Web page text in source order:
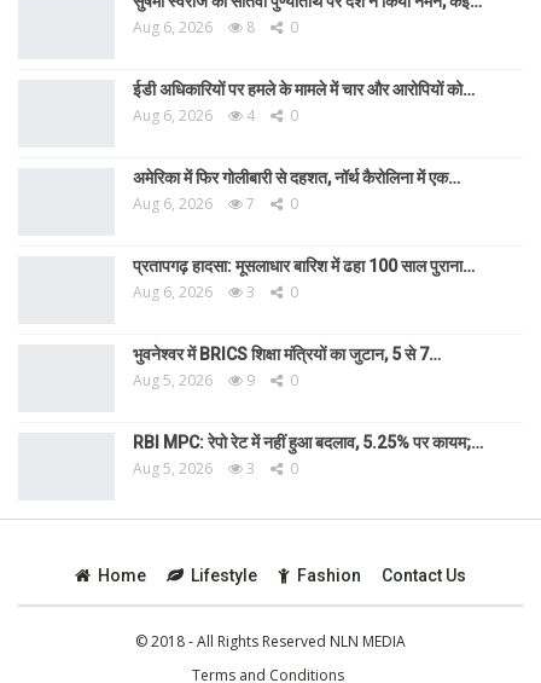
Aug 6, 2026 8 0
ईडी अधिकारियों पर हमले के मामले में चार और आरोपियों को…
Aug 6, 2026 4 0
अमेरिका में फिर गोलीबारी से दहशत, नॉर्थ कैरोलिना में एक…
Aug 6, 2026 7 0
प्रतापगढ़ हादसा: मूसलाधार बारिश में ढहा 100 साल पुराना…
Aug 6, 2026 3 0
भुवनेश्वर में BRICS शिक्षा मंत्रियों का जुटान, 5 से 7…
Aug 5, 2026 9 0
RBI MPC: रेपो रेट में नहीं हुआ बदलाव, 5.25% पर कायम;…
Aug 5, 2026 3 0
Home Lifestyle Fashion Contact Us
© 2018 - All Rights Reserved NLN MEDIA
Terms and Conditions